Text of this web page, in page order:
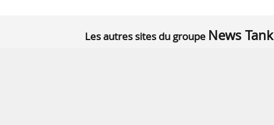
Les autres sites du groupe News Tank